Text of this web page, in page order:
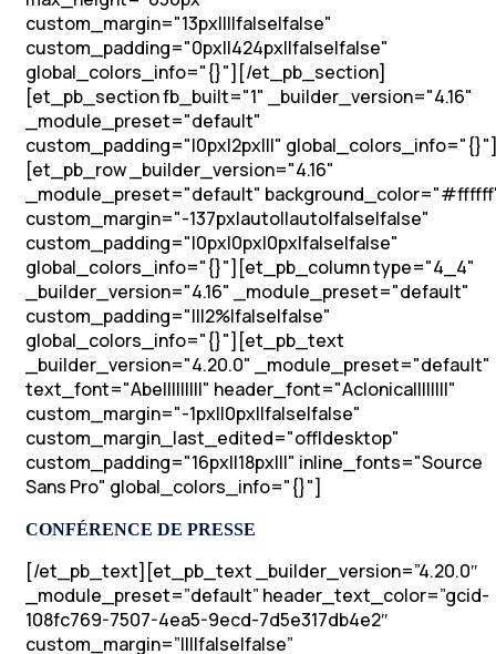
custom_margin="13px||||false|false"
custom_padding="0px||424px||false|false"
global_colors_info="{}"][/et_pb_section]
[et_pb_section fb_built="1" _builder_version="4.16"
_module_preset="default"
custom_padding="|0px|2px|||"
[et_pb_row _builder_version="4.16"
_module_preset="default"
custom_margin="-137px|auto||auto|false|false"
custom_padding="|0px|0px|0px|false|false"
global_colors_info="{}"][et_pb_column type="4_4"
_builder_version="4.16" _module_preset="default"
custom_padding="|||2%|false|false"
global_colors_info="{}"][et_pb_text
_builder_version="4.20.0" _module_preset="default"
text_font="Abel||||||||" header_font="Aclonica||||||||"
custom_margin="-1px||0px||false|false"
custom_margin_last_edited="off|desktop"
custom_padding="16px||18px|||" inline_fonts="Source
Sans Pro" global_colors_info="{}"]
CONFÉRENCE DE PRESSE
[/et_pb_text][et_pb_text _builder_version=”4.20.0″
_module_preset=”default” header_text_color=”gcid-
108fc769-7507-4ea5-9ecd-7d5e317db4e2″
custom_margin=”||||false|false”